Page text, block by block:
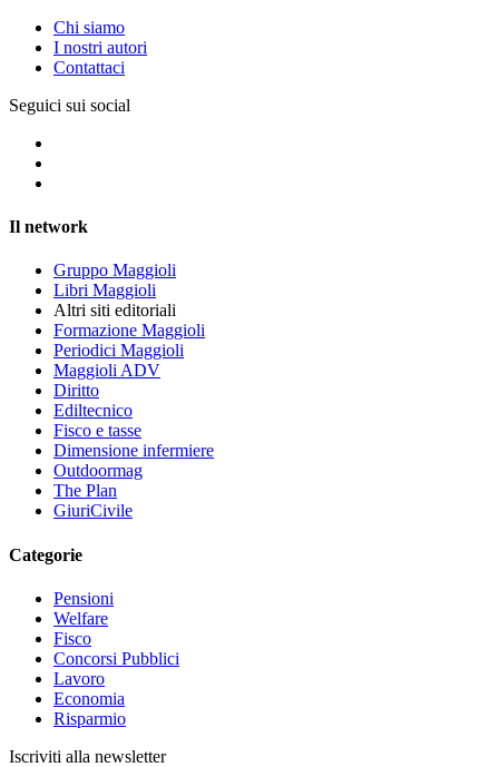
Chi siamo
I nostri autori
Contattaci
Seguici sui social
Il network
Gruppo Maggioli
Libri Maggioli
Altri siti editoriali
Formazione Maggioli
Periodici Maggioli
Maggioli ADV
Diritto
Ediltecnico
Fisco e tasse
Dimensione infermiere
Outdoormag
The Plan
GiuriCivile
Categorie
Pensioni
Welfare
Fisco
Concorsi Pubblici
Lavoro
Economia
Risparmio
Iscriviti alla newsletter